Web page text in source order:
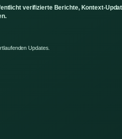
verifizierte Berichte, Kontext-
Updates.